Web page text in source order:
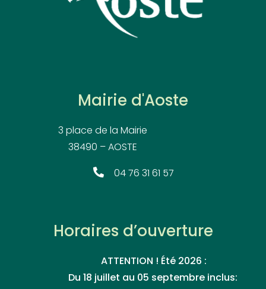
Mairie d'Aoste
3 place de la Mairie
38490 – AOSTE
04 76 31 61 57
Horaires d’ouverture
ATTENTION ! Été 2026 :
Du 18 juillet au 05 septembre inclus: